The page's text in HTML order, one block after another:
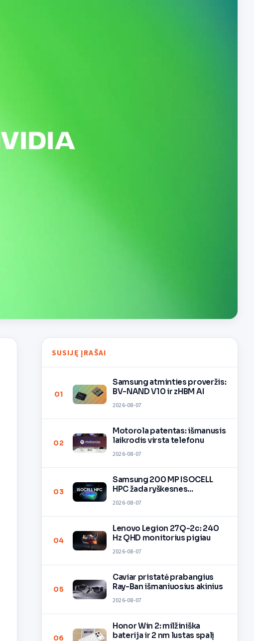
SUSIJĘ ĮRAŠAI
01
Samsung atminties proveržis:
BV-NAND V10 ir zHBM AI
2026-08-07
02
Motorola patentas: išmanusis
laikrodis virsta telefonu
2026-08-07
03
Samsung 200 MP ISOCELL
HPC žada ryškesnes
2026-08-07
04
Lenovo Legion 27Q-2c: 240
Hz QHD monitorius pigiau
2026-08-07
05
Caviar pristatė prabangius
Ray-Ban išmaniuosius akinius
2026-08-07
06
Honor Win 2: milžiniška
baterija ir 2 nm lustas spalį